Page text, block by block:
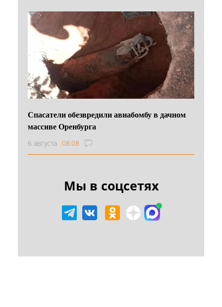
Спасатели обезвредили авиабомбу в дачном
массиве Оренбурга
6 августа 08:08
Мы в соцсетях